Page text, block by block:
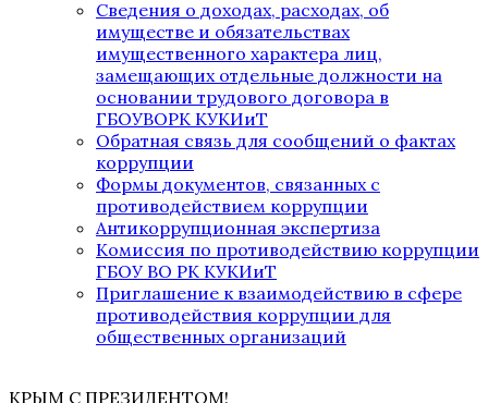
Сведения о доходах, расходах, об
имуществе и обязательствах
имущественного характера лиц,
замещающих отдельные должности на
основании трудового договора в
ГБОУВОРК КУКИиТ
Обратная связь для сообщений о фактах
коррупции
Формы документов, связанных с
противодействием коррупции
Антикоррупционная экспертиза
Комиссия по противодействию коррупции
ГБОУ ВО РК КУКИиТ
Приглашение к взаимодействию в сфере
противодействия коррупции для
общественных организаций
КРЫМ С ПРЕЗИДЕНТОМ!